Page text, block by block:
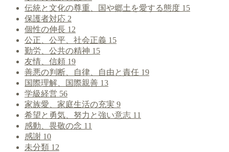
伝統と文化の尊重、国や郷土を愛する態度 15
保護者対応 2
個性の伸長 12
公正、公平、社会正義 15
勤労、公共の精神 15
友情、信頼 19
善悪の判断、自律、自由と責任 19
国際理解、国際親善 13
学級経営 56
家族愛、家庭生活の充実 9
希望と勇気、努力と強い意志 11
感動、畏敬の念 11
感謝 10
未分類 12